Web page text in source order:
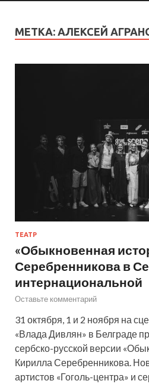
МЕТКА: АЛЕКСЕЙ
ТЕАТР
«Обыкновенная
Серебренникова в
интернациональной
Оставьте комментарий
31 октября, 1 и 2 ноября на
«Влада Дивлян» в Белграде
сербско-русской версии
Кирилла Серебренникова.
артистов «Гоголь-центра» и